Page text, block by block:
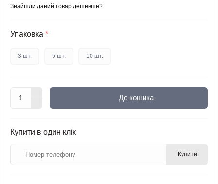
Знайшли даний товар дешевше?
Упаковка *
3 шт. 5 шт. 10 шт.
До кошика
Купити в один клік
Купити